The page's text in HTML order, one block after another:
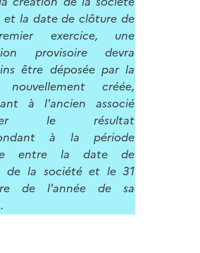
et la date de clôture de
exercice, une
provisoire devra
être déposée par la
nouvellement créée,
à l'ancien associé
le résultat
à la période
entre la date de
de la société et le 31
de l'année de sa